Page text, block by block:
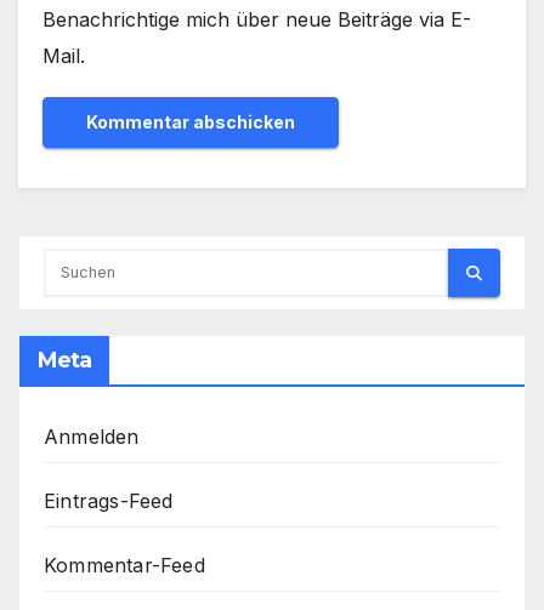
Benachrichtige mich über neue Beiträge via E-
Mail.
Meta
Anmelden
Eintrags-Feed
Kommentar-Feed